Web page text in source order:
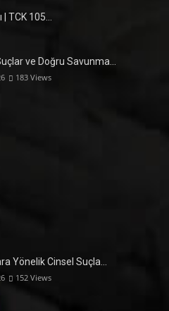
TCK 105…
ve Doğru Savunma…
183 Views
Yönelik Cinsel Suçla…
152 Views